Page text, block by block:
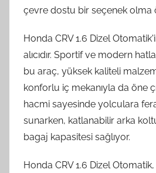
çevre dostu bir seçenek olma
Honda CRV 1.6 Dizel
alıcıdır. Sportif ve modern
bu araç, yüksek kaliteli
konforlu iç mekanıyla da öne
hacmi sayesinde yolculara
sunarken, katlanabilir arka
bagaj kapasitesi sağlıyor.
Honda CRV 1.6 Dizel